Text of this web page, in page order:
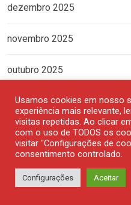
dezembro 2025
novembro 2025
outubro 2025
setembro 2025
agosto 2025
Usamos cookies em nosso
experiência mais relevante,
visitas repetidas. Ao clicar
com o uso de TODOS os
visitar "Configurações de
consentimento controlado.
Configurações Aceitar